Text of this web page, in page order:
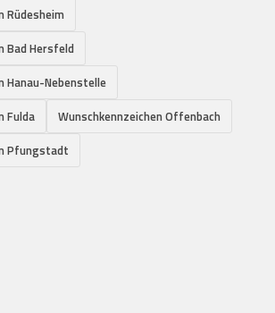
Rüdesheim
Bad Hersfeld
Hanau-Nebenstelle
Fulda
Wunschkennzeichen Offenbach
Pfungstadt